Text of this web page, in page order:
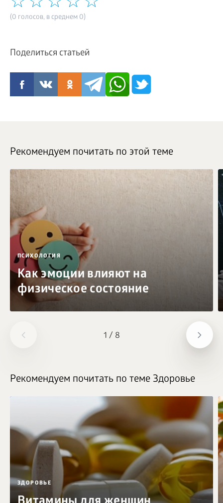
(0 голосов, в среднем 0)
Поделиться статьей
1 / 8
Рекомендуем почитать по этой теме
ПСИХОЛОГИЯ
Как эмоции влияют на
физическое состояние
Рекомендуем почитать по теме Здоровье
ЗДОРОВЬЕ